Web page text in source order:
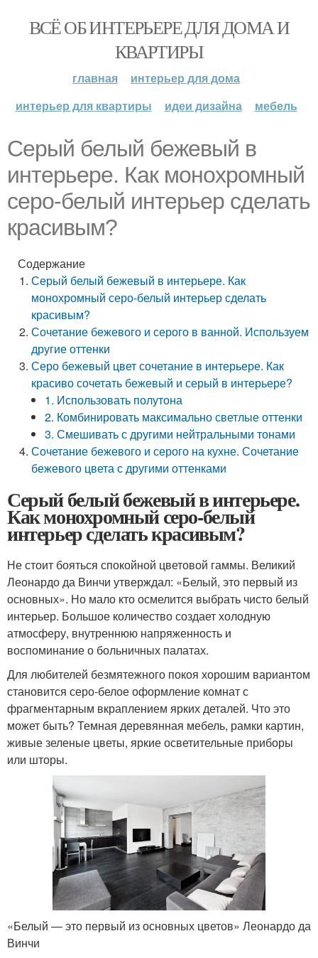
ВСЁ ОБ ИНТЕРЬЕРЕ ДЛЯ ДОМА И
КВАРТИРЫ
главная
интерьер для дома
интерьер для квартиры
идеи дизайна мебель
Серый белый бежевый в
интерьере. Как монохромный
серо-белый интерьер сделать
красивым?
Содержание
Серый белый бежевый в интерьере. Как
монохромный серо-белый интерьер сделать
красивым?
Сочетание бежевого и серого в ванной. Используем
другие оттенки
Серо бежевый цвет сочетание в интерьере. Как
красиво сочетать бежевый и серый в интерьере?
1. Использовать полутона
2. Комбинировать максимально светлые оттенки
3. Смешивать с другими нейтральными тонами
Сочетание бежевого и серого на кухне. Сочетание
бежевого цвета с другими оттенками
Серый белый бежевый в интерьере.
Как монохромный серо-белый
интерьер сделать красивым?
Не стоит бояться спокойной цветовой гаммы. Великий
Леонардо да Винчи утверждал: «Белый, это первый из
основных». Но мало кто осмелится выбрать чисто белый
интерьер. Большое количество создает холодную
атмосферу, внутреннюю напряженность и
воспоминание о больничных палатах.
Для любителей безмятежного покоя хорошим вариантом
становится серо-белое оформление комнат с
фрагментарным вкраплением ярких деталей. Что это
может быть? Темная деревянная мебель, рамки картин,
живые зеленые цветы, яркие осветительные приборы
или шторы.
«Белый — это первый из основных цветов» Леонардо да
Винчи